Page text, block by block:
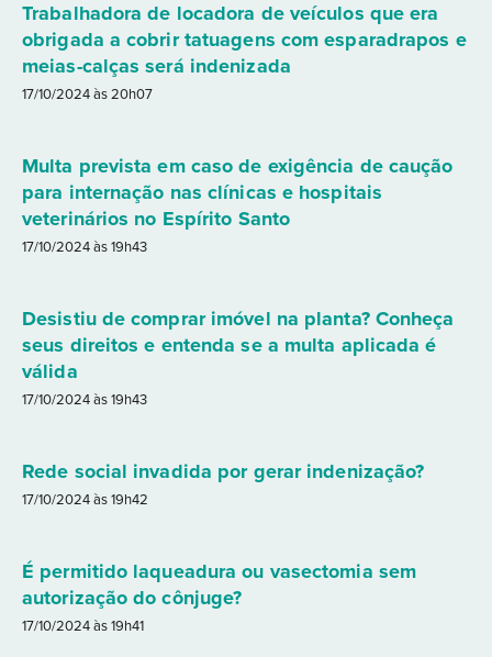
Trabalhadora de locadora de veículos que era
obrigada a cobrir tatuagens com esparadrapos e
meias-calças será indenizada
17/10/2024 às 20h07
Multa prevista em caso de exigência de caução
para internação nas clínicas e hospitais
veterinários no Espírito Santo
17/10/2024 às 19h43
Desistiu de comprar imóvel na planta? Conheça
seus direitos e entenda se a multa aplicada é
válida
17/10/2024 às 19h43
Rede social invadida por gerar indenização?
17/10/2024 às 19h42
É permitido laqueadura ou vasectomia sem
autorização do cônjuge?
17/10/2024 às 19h41